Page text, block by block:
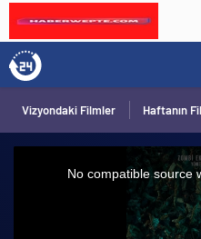
Vizyondaki Filmler Haftanın
This
No compatible source